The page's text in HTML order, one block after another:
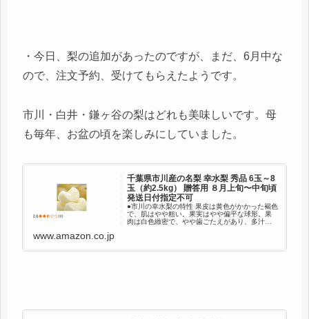
・今日、梨の追加があったのですが、まだ、6月中な
ので、注文予約、受けてもらえたようです。
市川・白井・鎌ヶ谷の梨はどれも美味しいです。母
も毎年、お盆の頃を楽しみにしていました。
千葉県市川産の名梨 幸水梨 秀品 6玉～8
玉（約2.5kg） 贈答用 ８月上旬〜中旬頃
発送日付指定不可
●市川の幸水梨の特性 果皮は黄色がかかった褐色
で、肌はやや粗い。果実はやや偏平な球形。果
肉は白色緻密で、やや歯ごたえがあり、多汁で
www.amazon.co.jp